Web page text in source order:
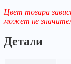
Цвет товара
может не
Детали